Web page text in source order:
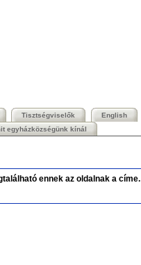
Tisztségviselők English
egyházközségünk kínál
ennek az oldalnak a címe.